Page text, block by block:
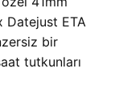
Datejust ETA
bir
tutkunları